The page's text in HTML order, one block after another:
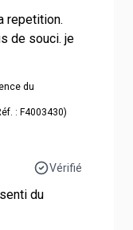
repetition.
de souci. je
du
: F4003430)
Vérifié
du